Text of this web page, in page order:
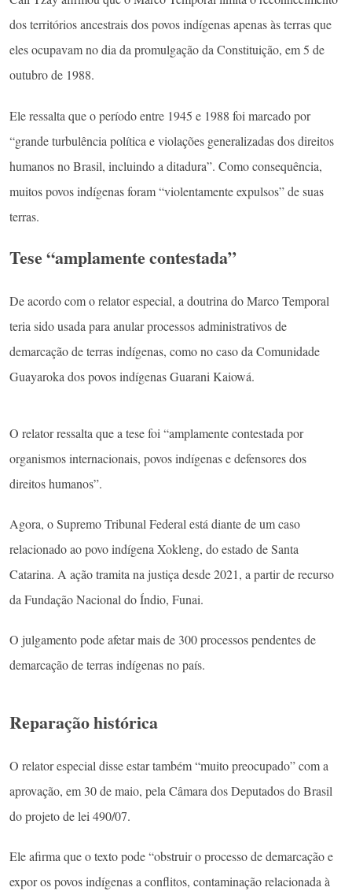
dos territórios ancestrais dos povos indígenas apenas às terras que
eles ocupavam no dia da promulgação da Constituição, em 5 de
outubro de 1988.
Ele ressalta que o período entre 1945 e 1988 foi marcado por
“grande turbulência política e violações generalizadas dos direitos
humanos no Brasil, incluindo a ditadura”. Como consequência,
muitos povos indígenas foram “violentamente expulsos” de suas
terras.
Tese “amplamente contestada”
De acordo com o relator especial, a doutrina do Marco Temporal
teria sido usada para anular processos administrativos de
demarcação de terras indígenas, como no caso da Comunidade
Guayaroka dos povos indígenas Guarani Kaiowá.
O relator ressalta que a tese foi “amplamente contestada por
organismos internacionais, povos indígenas e defensores dos
direitos humanos”.
Agora, o Supremo Tribunal Federal está diante de um caso
relacionado ao povo indígena Xokleng, do estado de Santa
Catarina. A ação tramita na justiça desde 2021, a partir de recurso
da Fundação Nacional do Índio, Funai.
O julgamento pode afetar mais de 300 processos pendentes de
demarcação de terras indígenas no país.
Reparação histórica
O relator especial disse estar também “muito preocupado” com a
aprovação, em 30 de maio, pela Câmara dos Deputados do Brasil
do projeto de lei 490/07.
Ele afirma que o texto pode “obstruir o processo de demarcação e
expor os povos indígenas a conflitos, contaminação relacionada à